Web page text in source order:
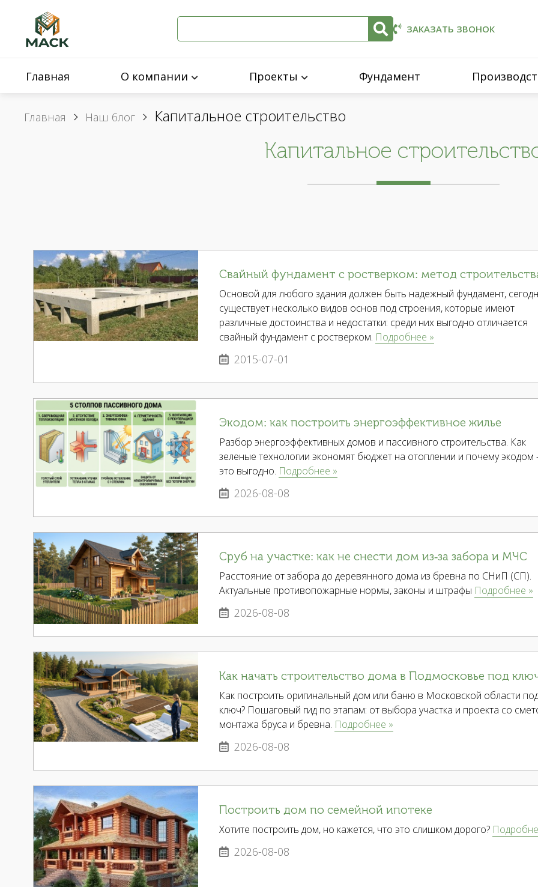
ЗАКАЗАТЬ ЗВОНОК
Главная О компании Проекты Фундамент
Главная Наш блог Капитальное строительство
Капитальное
Свайный фундамент с ростверком: метод
Основой для любого здания должен быть надежный фундамент,
существует несколько видов основ под строения, которые имеют
различные достоинства и недостатки: среди них выгодно отличается
свайный фундамент с ростверком. Подробнее »
2015-07-01
Экодом: как построить энергоэффективное жилье
Разбор энергоэффективных домов и пассивного строительства. Как
зеленые технологии экономят бюджет на отоплении и почему
это выгодно. Подробнее »
2026-08-08
Сруб на участке: как не снести дом из-за забора и МЧС
Расстояние от забора до деревянного дома из бревна по СНиП (СП).
Актуальные противопожарные нормы, законы и штрафы Подробнее »
2026-08-08
Как начать строительство дома в Подмосковье под
Как построить оригинальный дом или баню в Московской области
ключ? Пошаговый гид по этапам: от выбора участка и проекта со
монтажа бруса и бревна. Подробнее »
2026-08-08
Построить дом по семейной ипотеке
Хотите построить дом, но кажется, что это слишком дорого?
2026-08-08